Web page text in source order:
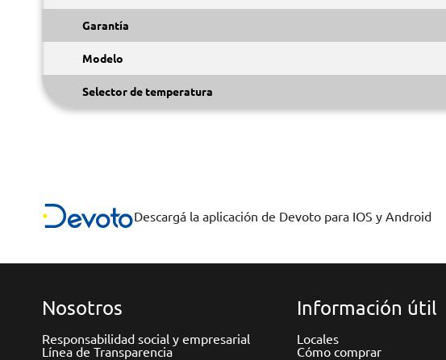
Garantía
Modelo
Selector de temperatura
Descargá la aplicación de Devoto para IOS y Android
Nosotros
Responsabilidad social y empresarial
Línea de Transparencia
Información útil
Locales
Cómo comprar